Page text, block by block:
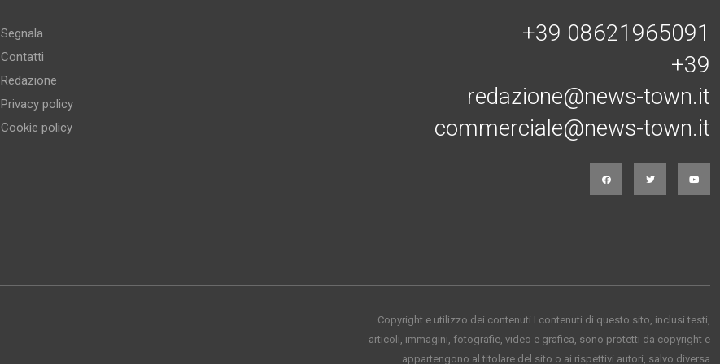
Segnala
Contatti
Redazione
Privacy policy
Cookie policy
+39 08621965091
+39
redazione@news-town.it
commerciale@news-town.it
Copyright e utilizzo dei contenuti I contenuti di questo sito, inclusi testi,
articoli, immagini, fotografie, video e grafica, sono protetti da copyright e
appartengono al titolare del sito o ai rispettivi autori, salvo diversa